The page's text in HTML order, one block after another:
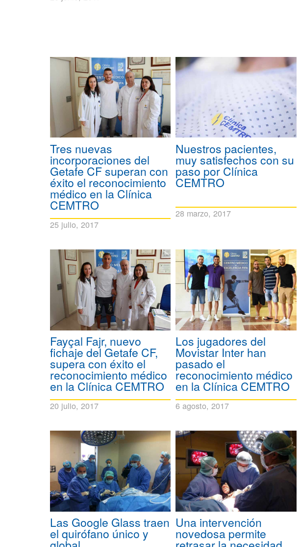
Tres nuevas
incorporaciones del
Getafe CF superan con
éxito el reconocimiento
médico en la Clínica
CEMTRO
25 julio, 2017
Nuestros pacientes,
muy satisfechos con su
paso por Clínica
CEMTRO
28 marzo, 2017
Fayçal Fajr, nuevo
fichaje del Getafe CF,
supera con éxito el
reconocimiento médico
en la Clínica CEMTRO
20 julio, 2017
Los jugadores del
Movistar Inter han
pasado el
reconocimiento médico
en la Clínica CEMTRO
6 agosto, 2017
Las Google Glass traen
el quirófano único y
Una intervención
novedosa permite